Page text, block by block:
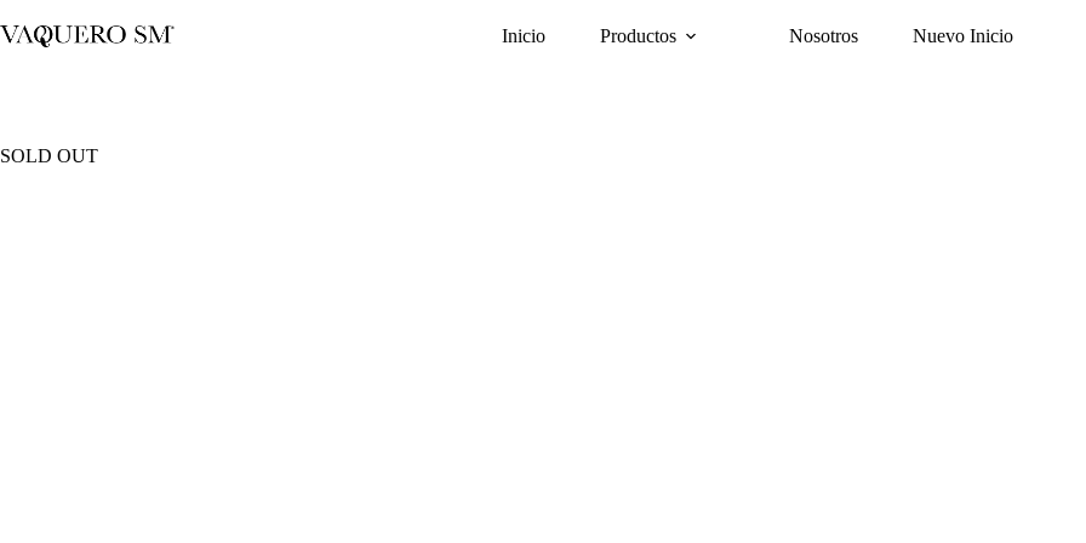
al
contenido
Inicio Productos Nosotros Nuevo Inicio
SOLD OUT